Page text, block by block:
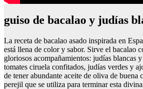
guiso de bacalao y judías
La receta de bacalao asado inspirada en
está llena de color y sabor. Sirve el bacalao
gloriosos acompañamientos: judías blancas
tomates ciruela confitados, judías verdes y
de tener abundante aceite de oliva de buena
perejil que se utiliza para terminar esta divina